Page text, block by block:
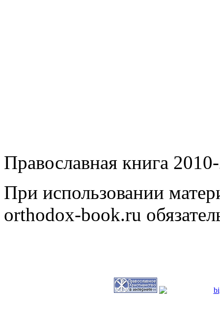
Православная книга
При использовании
orthodox-book.ru